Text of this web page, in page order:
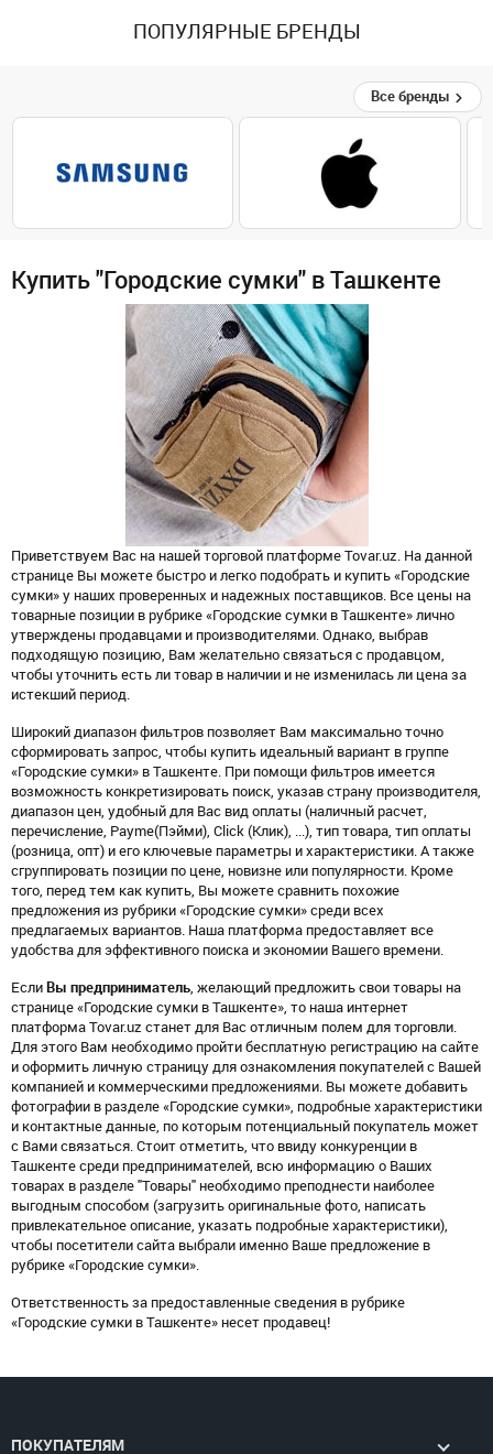
ПОПУЛЯРНЫЕ БРЕНДЫ
Все бренды
Купить "Городские сумки" в Ташкенте
Приветствуем Вас на нашей торговой платформе Tovar.uz. На данной
странице Вы можете быстро и легко подобрать и купить «Городские
сумки» у наших проверенных и надежных поставщиков. Все цены на
товарные позиции в рубрике «Городские сумки в Ташкенте» лично
утверждены продавцами и производителями. Однако, выбрав
подходящую позицию, Вам желательно связаться с продавцом,
чтобы уточнить есть ли товар в наличии и не изменилась ли цена за
истекший период.
Широкий диапазон фильтров позволяет Вам максимально точно
сформировать запрос, чтобы купить идеальный вариант в группе
«Городские сумки» в Ташкенте. При помощи фильтров имеется
возможность конкретизировать поиск, указав страну производителя,
диапазон цен, удобный для Вас вид оплаты (наличный расчет,
перечисление, Payme(Пэйми), Click (Клик), ...), тип товара, тип оплаты
(розница, опт) и его ключевые параметры и характеристики. А также
сгруппировать позиции по цене, новизне или популярности. Кроме
того, перед тем как купить, Вы можете сравнить похожие
предложения из рубрики «Городские сумки» среди всех
предлагаемых вариантов. Наша платформа предоставляет все
удобства для эффективного поиска и экономии Вашего времени.
Если Вы предприниматель, желающий предложить свои товары на
странице «Городские сумки в Ташкенте», то наша интернет
платформа Tovar.uz станет для Вас отличным полем для торговли.
Для этого Вам необходимо пройти бесплатную регистрацию на сайте
и оформить личную страницу для ознакомления покупателей с Вашей
компанией и коммерческими предложениями. Вы можете добавить
фотографии в разделе «Городские сумки», подробные характеристики
и контактные данные, по которым потенциальный покупатель может
с Вами связаться. Стоит отметить, что ввиду конкуренции в
Ташкенте среди предпринимателей, всю информацию о Ваших
товарах в разделе "Товары" необходимо преподнести наиболее
выгодным способом (загрузить оригинальные фото, написать
привлекательное описание, указать подробные характеристики),
чтобы посетители сайта выбрали именно Ваше предложение в
рубрике «Городские сумки».
Ответственность за предоставленные сведения в рубрике
«Городские сумки в Ташкенте» несет продавец!
ПОКУПАТЕЛЯМ